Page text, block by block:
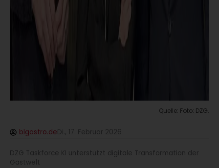
Quelle: Foto: DZG.
blgastro.deDi., 17. Februar 2026
DZG Taskforce KI unterstützt digitale Transformation der
Gastwelt